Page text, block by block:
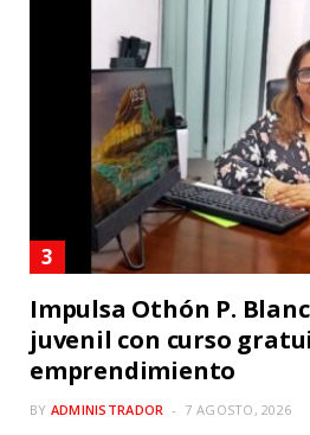
Impulsa Othón P.
juvenil con curso
emprendimiento
BY ADMINISTRADOR 7 AGOSTO, 2026